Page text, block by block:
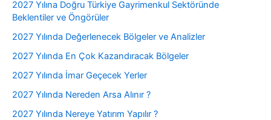
2027 Yılına Doğru Türkiye Gayrimenkul Sektöründe
Beklentiler ve Öngörüler
2027 Yılında Değerlenecek Bölgeler ve Analizler
2027 Yılında En Çok Kazandıracak Bölgeler
2027 Yılında İmar Geçecek Yerler
2027 Yılında Nereden Arsa Alınır ?
2027 Yılında Nereye Yatırım Yapılır ?